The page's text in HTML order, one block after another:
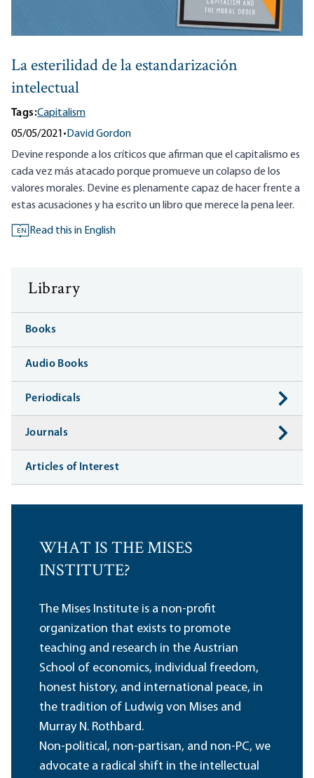
La esterilidad de la estandarización
intelectual
Tags:Capitalism
05/05/2021 • David Gordon
Devine responde a los críticos que afirman que el capitalismo es
cada vez más atacado porque promueve un colapso de los
valores morales. Devine es plenamente capaz de hacer frente a
estas acusaciones y ha escrito un libro que merece la pena leer.
EN Read this in English
Library
Books
Audio Books
Periodicals
Journals
Articles of Interest
WHAT IS THE MISES
INSTITUTE?
The Mises Institute is a non-profit
organization that exists to promote
teaching and research in the Austrian
School of economics, individual freedom,
honest history, and international peace, in
the tradition of Ludwig von Mises and
Murray N. Rothbard.
Non-political, non-partisan, and non-PC, we
advocate a radical shift in the intellectual